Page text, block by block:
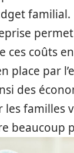
familial.
ces coûts
place par
des
les familles
beaucoup